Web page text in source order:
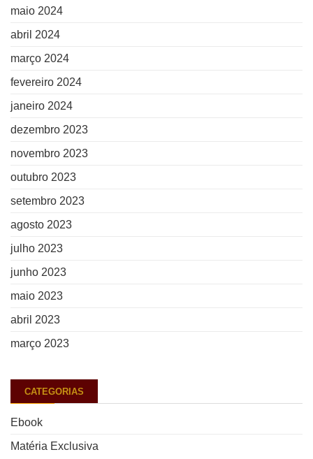
maio 2024
abril 2024
março 2024
fevereiro 2024
janeiro 2024
dezembro 2023
novembro 2023
outubro 2023
setembro 2023
agosto 2023
julho 2023
junho 2023
maio 2023
abril 2023
março 2023
CATEGORIAS
Ebook
Matéria Exclusiva